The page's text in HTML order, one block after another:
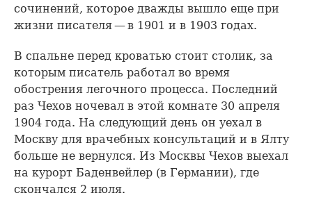
сочинений, которое дважды вышло еще при
жизни писателя — в 1901 и в 1903 годах.
В спальне перед кроватью стоит столик, за
которым писатель работал во время
обострения легочного процесса. Последний
раз Чехов ночевал в этой комнате 30 апреля
1904 года. На следующий день он уехал в
Москву для врачебных консультаций и в Ялту
больше не вернулся. Из Москвы Чехов выехал
на курорт Баденвейлер (в Германии), где
скончался 2 июля.